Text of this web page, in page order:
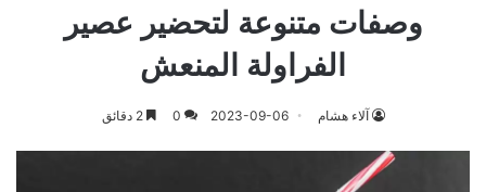
وصفات متنوعة لتحضير عصير
الفراولة المنعش
آلاء هشام 2023-09-06
0 2 دقائق